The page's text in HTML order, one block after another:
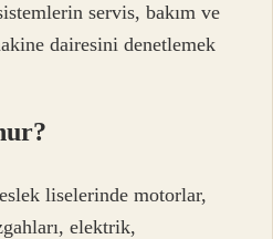
servis, bakım ve
dairesini denetlemek
liselerinde motorlar,
elektrik,